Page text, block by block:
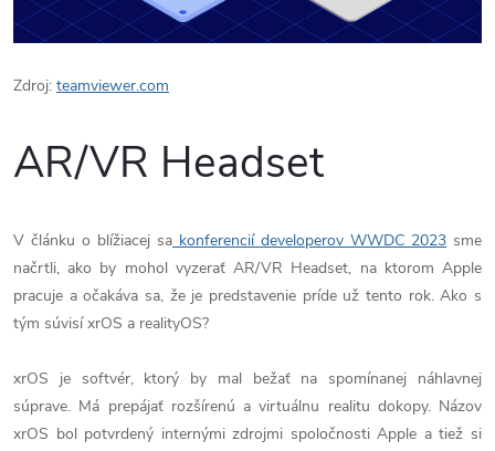
Zdroj: teamviewer.com
AR/VR Headset
V článku o blížiacej sa konferencií developerov WWDC 2023 sme
načrtli, ako by mohol vyzerať AR/VR Headset, na ktorom Apple
pracuje a očakáva sa, že je predstavenie príde už tento rok. Ako s
tým súvisí xrOS a realityOS?
xrOS je softvér, ktorý by mal bežať na spomínanej náhlavnej
súprave. Má prepájať rozšírenú a virtuálnu realitu dokopy. Názov
xrOS bol potvrdený internými zdrojmi spoločnosti Apple a tiež si